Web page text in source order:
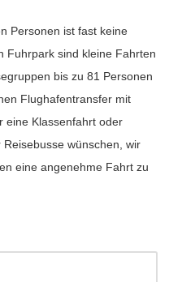
Personen ist fast keine
Fuhrpark sind kleine Fahrten
bis zu 81 Personen
Flughafentransfer mit
eine Klassenfahrt oder
wünschen, wir
eine angenehme Fahrt zu